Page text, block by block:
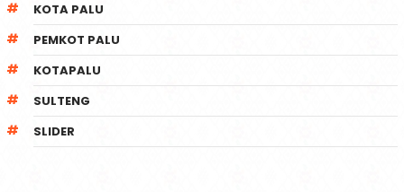
KOTA PALU
PEMKOT PALU
KOTAPALU
SULTENG
SLIDER